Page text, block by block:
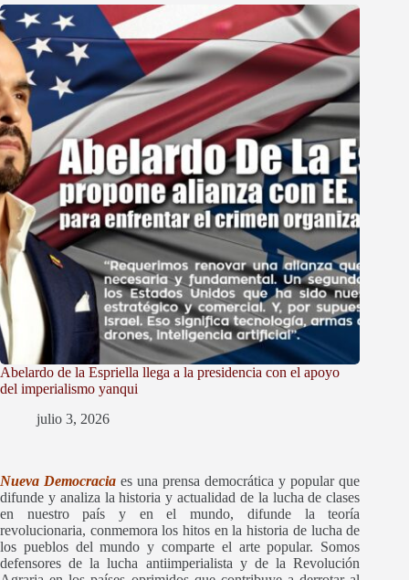
Abelardo de la Espriella llega a la presidencia con el apoyo
del imperialismo yanqui
julio 3, 2026
Nueva Democracia es una prensa democrática y popular que
difunde y analiza la historia y actualidad de la lucha de clases
en nuestro país y en el mundo, difunde la teoría
revolucionaria, conmemora los hitos en la historia de lucha de
los pueblos del mundo y comparte el arte popular. Somos
defensores de la lucha antiimperialista y de la Revolución